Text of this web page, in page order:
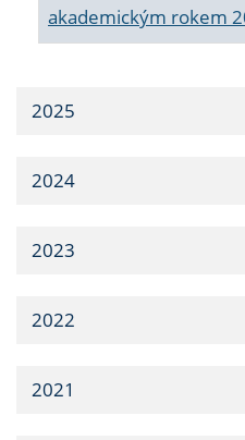
akademickým rokem
2025
2024
2023
2022
2021